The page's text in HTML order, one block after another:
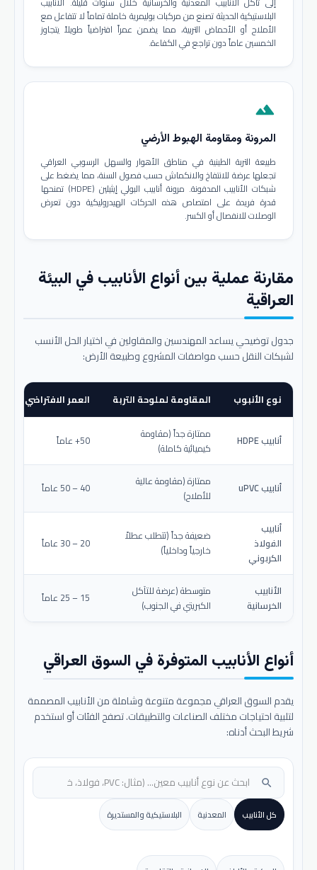
البلاستيكية الحديثة تصنع من مركبات بوليمرية خاملة تماماً لا تتفاعل مع
الأملاح أو الأحماض التربية، مما يضمن عمراً افتراضياً طويلاً يتجاوز
الخمسين عاماً دون تراجع في الكفاءة.
terrain
المرونة ومقاومة الهبوط الأرضي
طبيعة التربة الطينية في مناطق الأهوار والسهل الرسوبي العراقي
تجعلها عرضة للانتفاخ والانكماش حسب فصول السنة، مما يضغط على
شبكات الأنابيب المدفونة. مرونة أنابيب البولي إيثيلين (HDPE) تمنحها
قدرة فريدة على امتصاص هذه الحركات الهيدروليكية دون تعرض
الوصلات للانفصال أو الكسر.
مقارنة عملية بين أنواع الأنابيب في البيئة
العراقية
جدول توضيحي يساعد المهندسين والمقاولين في اختيار الحل الأنسب
لشبكات النقل حسب مواصفات المشروع وطبيعة الأرض:
نوع الأنبوب المقاومة لملوحة التربة العمر الافتراضي
أنابيب HDPE
ممتازة جداً (مقاومة
كيميائية كاملة)
50+ عاماً
أنابيب uPVC
ممتازة (مقاومة عالية
للأملاح)
40 – 50 عاماً
أنابيب
الفولاذ
الكربوني
ضعيفة جداً (تتطلب عطلاً
خارجياً وداخلياً)
20 – 30 عاماً
الأنابيب
الخرسانية
متوسطة (عرضة للتآكل
الكبريتي في الجنوب)
15 – 25 عاماً
أنواع الأنابيب المتوفرة في السوق العراقي
يقدم السوق العراقي مجموعة متنوعة وشاملة من الأنابيب المصممة
لتلبية احتياجات مختلف الصناعات والتطبيقات. تصفح الفئات أو استخدم
شريط البحث أدناه:
search
كل الأنابيب المعدنية البلاستيكية والمستديرة